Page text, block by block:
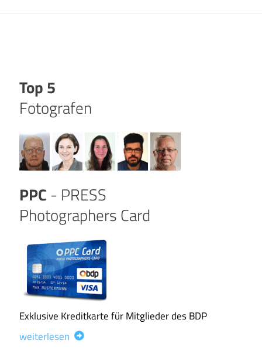
Top 5
Fotografen
PPC - PRESS
Photographers Card
Exklusive Kreditkarte für Mitglieder des BDP
weiterlesen